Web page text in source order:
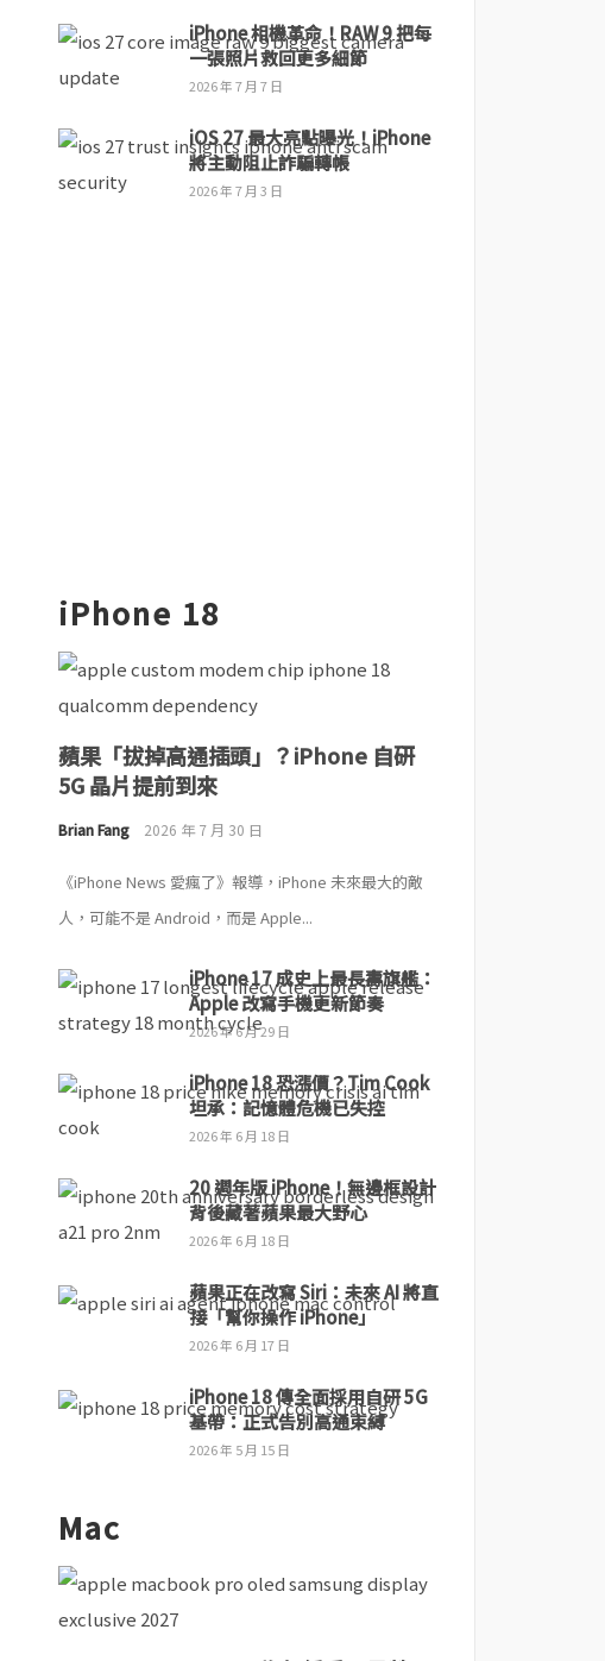
iPhone 相機革命！RAW 9 把每
一張照片救回更多細節
2026 年 7 月 7 日
iOS 27 最大亮點曝光！iPhone
將主動阻止詐騙轉帳
2026 年 7 月 3 日
iPhone 18
蘋果「拔掉高通插頭」？iPhone 自研
5G 晶片提前到來
Brian Fang 2026 年 7 月 30 日
《iPhone News 愛瘋了》報導，iPhone 未來最大的敵
人，可能不是 Android，而是 Apple...
iPhone 17 成史上最長壽旗艦：
Apple 改寫手機更新節奏
2026 年 6 月 29 日
iPhone 18 恐漲價？Tim Cook
坦承：記憶體危機已失控
2026 年 6 月 18 日
20 週年版 iPhone！無邊框設計
背後藏著蘋果最大野心
2026 年 6 月 18 日
蘋果正在改寫 Siri：未來 AI 將直
接「幫你操作 iPhone」
2026 年 6 月 17 日
iPhone 18 傳全面採用自研 5G
基帶：正式告別高通束縛
2026 年 5 月 15 日
Mac